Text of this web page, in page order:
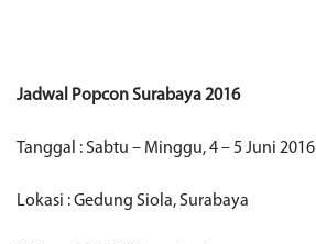
Jadwal Popcon Surabaya 2016
Tanggal : Sabtu – Minggu, 4 – 5 Juni 2016
Lokasi : Gedung Siola, Surabaya